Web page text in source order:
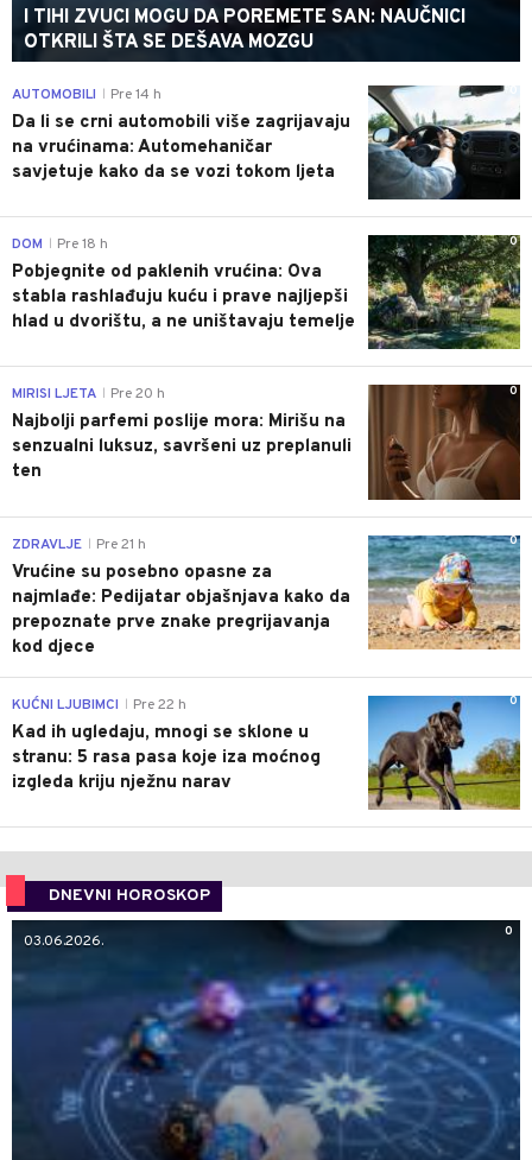
I TIHI ZVUCI MOGU DA POREMETE SAN: NAUČNICI
OTKRILI ŠTA SE DEŠAVA MOZGU
AUTOMOBILI Pre 14 h
Da li se crni automobili više zagrijavaju
na vrućinama: Automehaničar
savjetuje kako da se vozi tokom ljeta
0
DOM Pre 18 h
Pobjegnite od paklenih vrućina: Ova
stabla rashlađuju kuću i prave najljepši
hlad u dvorištu, a ne uništavaju temelje
0
MIRISI LJETA Pre 20 h
Najbolji parfemi poslije mora: Mirišu na
senzualni luksuz, savršeni uz preplanuli
ten
0
ZDRAVLJE Pre 21 h
Vrućine su posebno opasne za
najmlađe: Pedijatar objašnjava kako da
prepoznate prve znake pregrijavanja
kod djece
0
KUĆNI LJUBIMCI Pre 22 h
Kad ih ugledaju, mnogi se sklone u
stranu: 5 rasa pasa koje iza moćnog
izgleda kriju nježnu narav
DNEVNI HOROSKOP
0
03.06.2026.